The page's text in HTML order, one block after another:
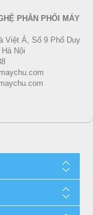
PHÂN PHỐI MÁY
Việt Á, Số 9 Phố Duy
Nội